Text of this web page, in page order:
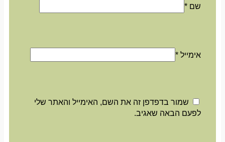
שם*
אימייל*
שמור בדפדפן זה את השם, האימייל והאתר שלי
לפעם הבאה שאגיב.